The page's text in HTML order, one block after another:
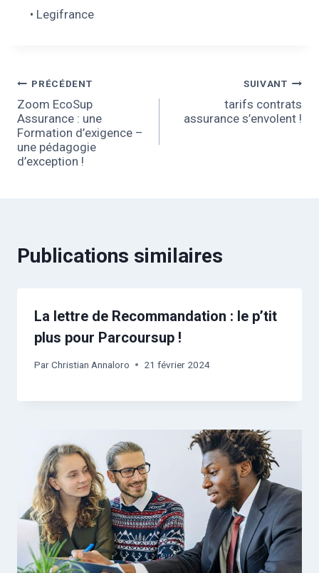
• Legifrance
PRÉCÉDENT
Zoom EcoSup
Assurance : une
Formation d’exigence –
une pédagogie
d’exception !
SUIVANT
tarifs contrats
assurance s’envolent !
Publications similaires
La lettre de Recommandation : le p’tit
plus pour Parcoursup !
ParChristian Annaloro 21 février 2024